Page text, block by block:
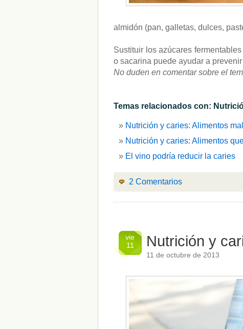
almidón (pan, galletas, dulces,
Sustituir los azúcares
o sacarina puede ayudar a
No duden en comentar sobre el
Temas relacionados con:
Nutrición y caries: Alimentos
Nutrición y caries: Alimentos
El vino podría reducir la caries
2 Comentarios
vie
11
Nutrición y
11 de octubre de 2013